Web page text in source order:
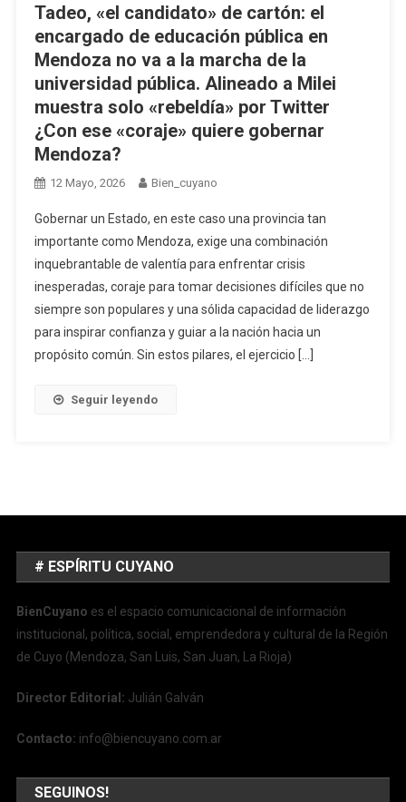
Tadeo, «el candidato» de cartón: el
encargado de educación pública en
Mendoza no va a la marcha de la
universidad pública. Alineado a Milei
muestra solo «rebeldía» por Twitter
¿Con ese «coraje» quiere gobernar
Mendoza?
12 Mayo, 2026 Bien_cuyano
Gobernar un Estado, en este caso una provincia tan
importante como Mendoza, exige una combinación
inquebrantable de valentía para enfrentar crisis
inesperadas, coraje para tomar decisiones difíciles que no
siempre son populares y una sólida capacidad de liderazgo
para inspirar confianza y guiar a la nación hacia un
propósito común. Sin estos pilares, el ejercicio […]
Seguir leyendo
# ESPÍRITU CUYANO
BienCuyano es el espacio comunicacional de información
institucional, política, social, emprendedora y cultural de la Región
de Cuyo (Mendoza, San Luis, San Juan, La Rioja)
Director Editorial: Julián Galván
Contacto: info@biencuyano.com.ar
SEGUINOS!